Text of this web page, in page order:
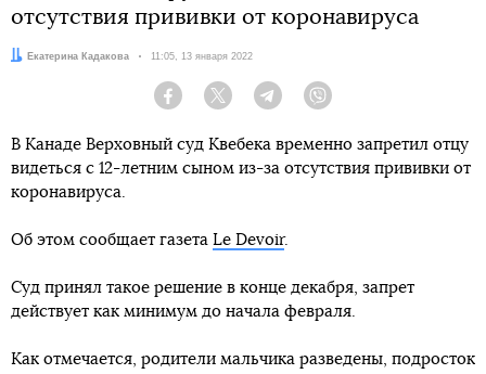
отсутствия прививки от коронавируса
Автор:Екатерина Кадакова Дата:
11:05, 13 января 2022
Facebook Twitter Telegram
В Канаде Верховный суд Квебека временно запретил отцу
видеться с 12-летним сыном из-за отсутствия прививки от
коронавируса.
Об этом сообщает газета Le Devoir.
Суд принял такое решение в конце декабря, запрет
действует как минимум до начала февраля.
Как отмечается, родители мальчика разведены, подросток